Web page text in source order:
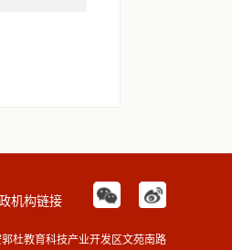
机构链接
杜教育科技产业开发区文苑南路